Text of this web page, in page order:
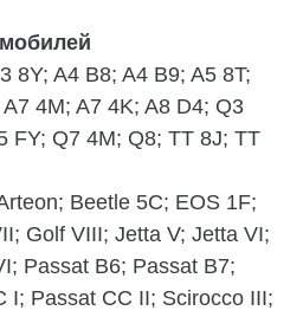
8Y; A4 B8; A4 B9; A5 8T;
4M; A7 4K; A8 D4; Q3
FY; Q7 4M; Q8; TT 8J; TT
Beetle 5C; EOS 1F;
Golf VIII; Jetta V; Jetta VI;
Passat B6; Passat B7;
I; Passat CC II; Scirocco III;